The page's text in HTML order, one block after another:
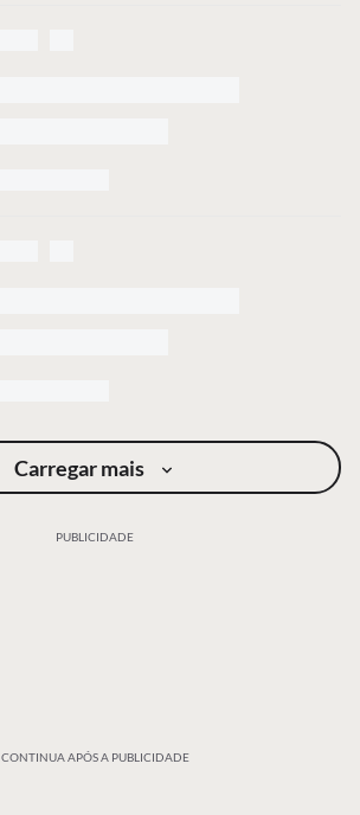
Carregar mais
PUBLICIDADE
CONTINUA APÓS A PUBLICIDADE